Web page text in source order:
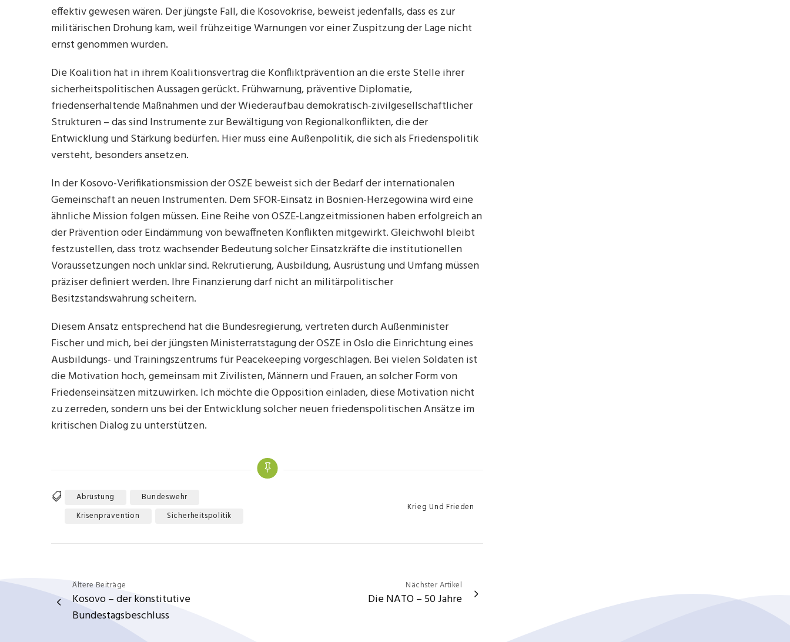
effektiv gewesen wären. Der jüngste Fall, die Kosovokrise, beweist jedenfalls, dass es zur
militärischen Drohung kam, weil frühzeitige Warnungen vor einer Zuspitzung der Lage nicht
ernst genommen wurden.
Die Koalition hat in ihrem Koalitionsvertrag die Konfliktprävention an die erste Stelle ihrer
sicherheitspolitischen Aussagen gerückt. Frühwarnung, präventive Diplomatie,
friedenserhaltende Maßnahmen und der Wiederaufbau demokratisch-zivilgesellschaftlicher
Strukturen – das sind Instrumente zur Bewältigung von Regionalkonflikten, die der
Entwicklung und Stärkung bedürfen. Hier muss eine Außenpolitik, die sich als Friedenspolitik
versteht, besonders ansetzen.
In der Kosovo-Verifikationsmission der OSZE beweist sich der Bedarf der internationalen
Gemeinschaft an neuen Instrumenten. Dem SFOR-Einsatz in Bosnien-Herzegowina wird eine
ähnliche Mission folgen müssen. Eine Reihe von OSZE-Langzeitmissionen haben erfolgreich an
der Prävention oder Eindämmung von bewaffneten Konflikten mitgewirkt. Gleichwohl bleibt
festzustellen, dass trotz wachsender Bedeutung solcher Einsatzkräfte die institutionellen
Voraussetzungen noch unklar sind. Rekrutierung, Ausbildung, Ausrüstung und Umfang müssen
präziser definiert werden. Ihre Finanzierung darf nicht an militärpolitischer
Besitzstandswahrung scheitern.
Diesem Ansatz entsprechend hat die Bundesregierung, vertreten durch Außenminister
Fischer und mich, bei der jüngsten Ministerratstagung der OSZE in Oslo die Einrichtung eines
Ausbildungs- und Trainingszentrums für Peacekeeping vorgeschlagen. Bei vielen Soldaten ist
die Motivation hoch, gemeinsam mit Zivilisten, Männern und Frauen, an solcher Form von
Friedenseinsätzen mitzuwirken. Ich möchte die Opposition einladen, diese Motivation nicht
zu zerreden, sondern uns bei der Entwicklung solcher neuen friedenspolitischen Ansätze im
kritischen Dialog zu unterstützen.
Tags
Abrüstung
Bundeswehr
Krisenprävention
Sicherheitspolitik
Categories
Krieg Und Frieden
Beitragsnavigation
Ältere Beiträge
Kosovo – der konstitutive
Bundestagsbeschluss
Nächster Artikel
Die NATO – 50 Jahre